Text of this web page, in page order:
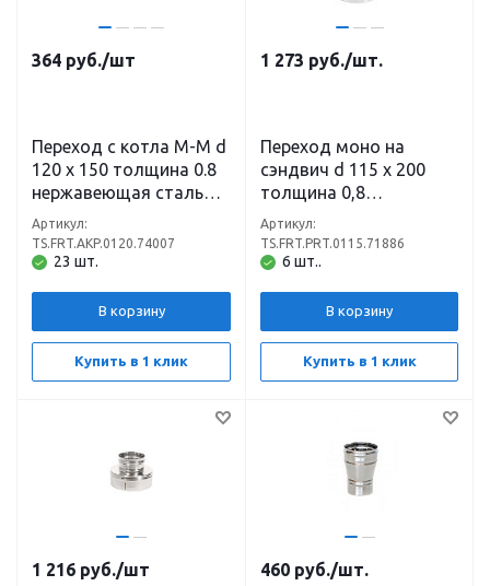
364 руб./шт
Переход с котла М-М d
120 х 150 толщина 0.8
нержавеющая сталь
(430)
23 шт.
Артикул:
TS.FRT.AKP.0120.74007
В корзину
Купить в 1 клик
1 273 руб./шт.
Переход моно на
сэндвич d 115 х 200
толщина 0,8
нержавеющая сталь
(430) х 0,5
нержавеющая сталь
6 шт..
Артикул:
TS.FRT.PRT.0115.71886
В корзину
Купить в 1 клик
1 216 руб./шт 460 руб./шт.